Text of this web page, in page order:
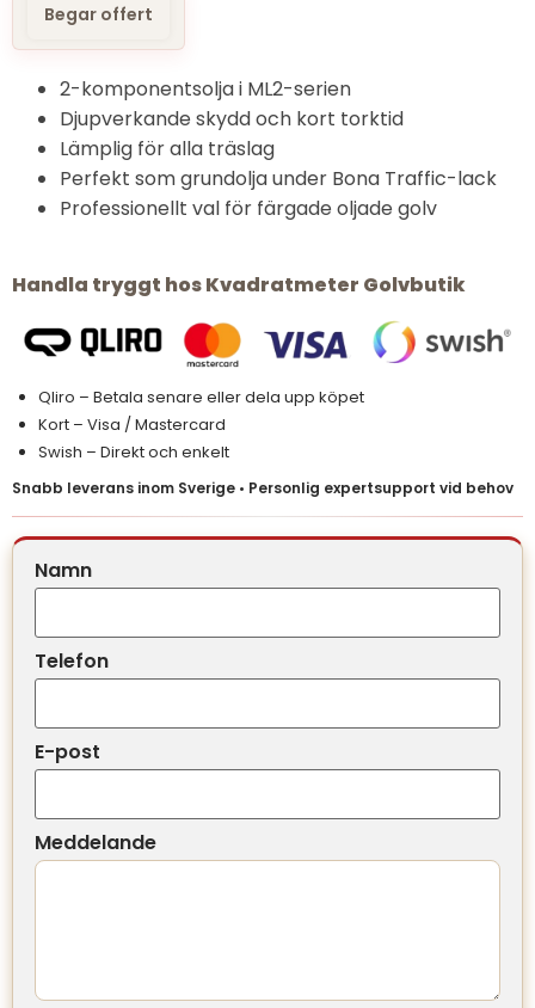
Begar offert
2-komponentsolja i ML2-serien
Djupverkande skydd och kort torktid
Lämplig för alla träslag
Perfekt som grundolja under Bona Traffic-lack
Professionellt val för färgade oljade golv
Handla tryggt hos Kvadratmeter Golvbutik
Qliro – Betala senare eller dela upp köpet
Kort – Visa / Mastercard
Swish – Direkt och enkelt
Snabb leverans inom Sverige • Personlig expertsupport vid behov
Namn
Telefon
E-post
Meddelande